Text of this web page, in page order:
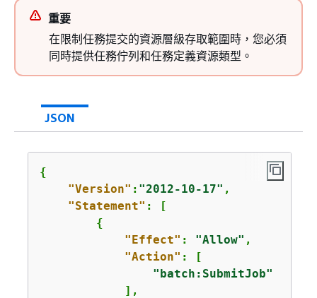
重要
在限制任務提交的資源層級存取範圍時，您必須
同時提供任務佇列和任務定義資源類型。
JSON
{
"Version" : "2012-10-17" ,
"Statement" : [
{
"Effect" : "Allow" ,
"Action" : [
"batch:SubmitJob"
            ],